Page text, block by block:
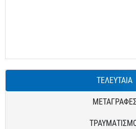
ΤΕΛΕΥΤΑΙΑ